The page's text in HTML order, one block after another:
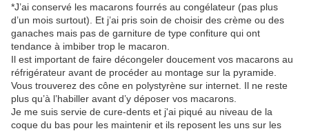
*J’ai conservé les macarons fourrés au congélateur (pas plus
d’un mois surtout). Et j’ai pris soin de choisir des crème ou des
ganaches mais pas de garniture de type confiture qui ont
tendance à imbiber trop le macaron.
Il est important de faire décongeler doucement vos macarons au
réfrigérateur avant de procéder au montage sur la pyramide.
Vous trouverez des cône en polystyrène sur internet. Il ne reste
plus qu’à l’habiller avant d’y déposer vos macarons.
Je me suis servie de cure-dents et j'ai piqué au niveau de la
coque du bas pour les maintenir et ils reposent les uns sur les